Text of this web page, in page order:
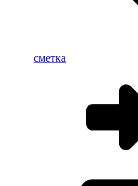
сметка